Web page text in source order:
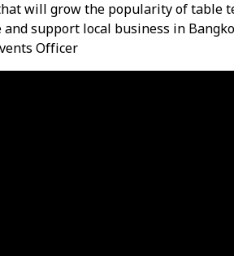
will grow the popularity of table
support local business in
Officer